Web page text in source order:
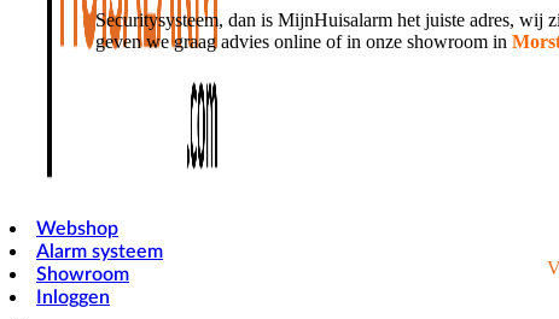
Webshop
Alarm systeem
Showroom
Inloggen
Securitysysteem, dan is MijnHuisalarm het juiste adres,
geven we graag advies online of in onze showroom in